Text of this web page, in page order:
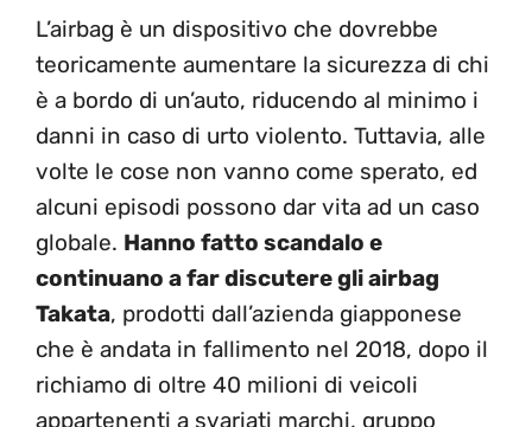
L’airbag è un dispositivo che dovrebbe
teoricamente aumentare la sicurezza di chi
è a bordo di un’auto, riducendo al minimo i
danni in caso di urto violento. Tuttavia, alle
volte le cose non vanno come sperato, ed
alcuni episodi possono dar vita ad un caso
globale. Hanno fatto scandalo e
continuano a far discutere gli airbag
Takata, prodotti dall’azienda giapponese
che è andata in fallimento nel 2018, dopo il
richiamo di oltre 40 milioni di veicoli
appartenenti a svariati marchi, gruppo